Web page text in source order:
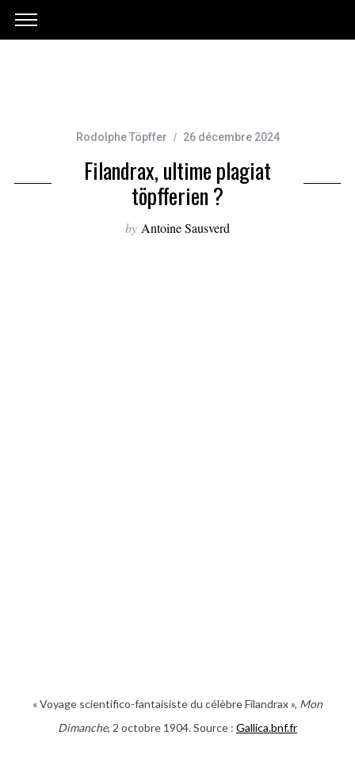
Rodolphe Töpffer 26 décembre 2024
Filandrax, ultime plagiat
töpfferien ?
by Antoine Sausverd
« Voyage scientifico-fantaisiste du célèbre Filandrax », Mon
Dimanche, 2 octobre 1904. Source : Gallica.bnf.fr